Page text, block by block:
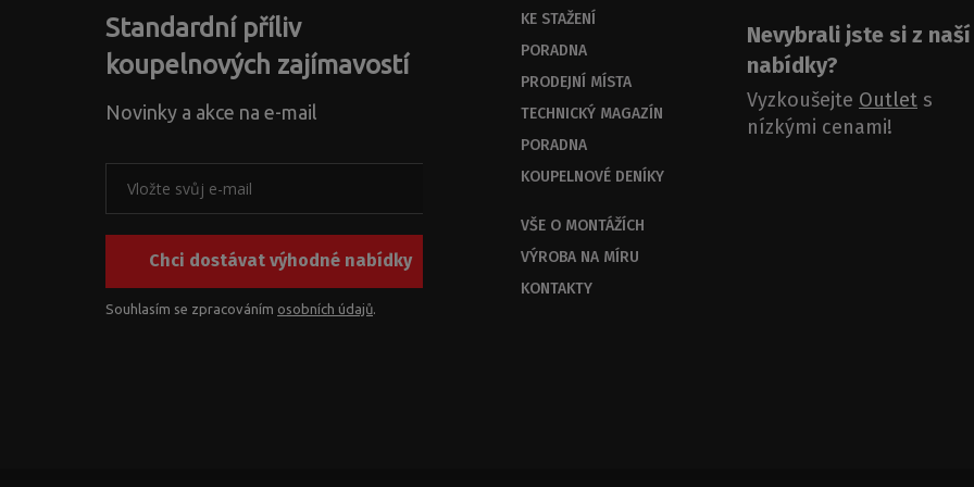
Standardní příliv
koupelnových zajímavostí
Novinky a akce na e-mail
Chci dostávat výhodné nabídky
Souhlasím se zpracováním osobních údajů
KE STAŽENÍ
PORADNA
PRODEJNÍ MÍSTA
TECHNICKÝ MAGAZÍN
PORADNA
KOUPELNOVÉ DENÍKY
VŠE O MONTÁŽÍCH
VÝROBA NA MÍRU
KONTAKTY
Nevybrali jste si z naší
nabídky?
Vyzkoušejte Outlet s
nízkými cenami!